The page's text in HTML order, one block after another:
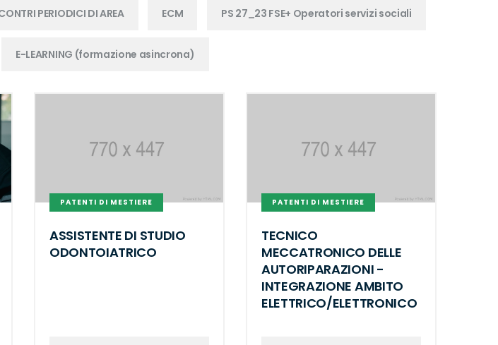
PERIODICI DI AREA ECM PS 27_23 FSE+ Operatori servizi sociali
E-LEARNING (formazione asincrona)
PATENTI DI MESTIERE
ASSISTENTE DI STUDIO
ODONTOIATRICO
PATENTI DI MESTIERE
TECNICO
MECCATRONICO DELLE
AUTORIPARAZIONI -
INTEGRAZIONE AMBITO
ELETTRICO/ELETTRONICO